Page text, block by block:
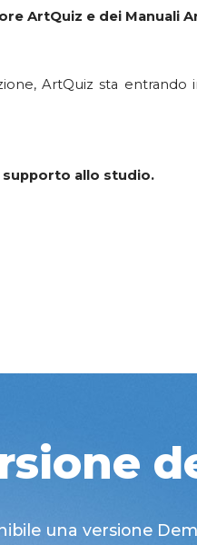
ArtQuiz e dei Manuali
ArtQuiz sta entrando
allo studio.
una versione